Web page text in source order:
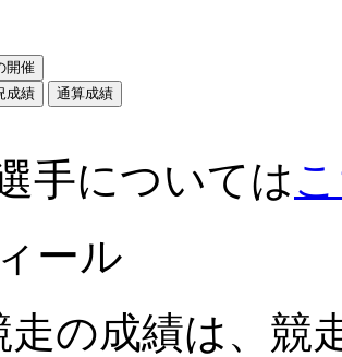
開催
成績
通算成績
手については
ール
の成績は、競